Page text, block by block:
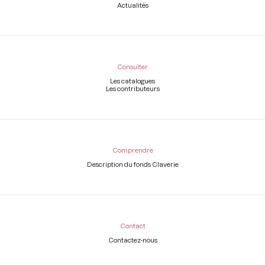
Actualités
Consulter
Les catalogues
Les contributeurs
Comprendre
Description du fonds Claverie
Contact
Contactez-nous